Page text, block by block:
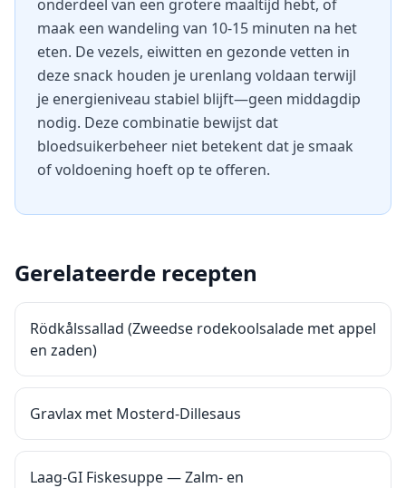
onderdeel van een grotere maaltijd hebt, of
maak een wandeling van 10-15 minuten na het
eten. De vezels, eiwitten en gezonde vetten in
deze snack houden je urenlang voldaan terwijl
je energieniveau stabiel blijft—geen middagdip
nodig. Deze combinatie bewijst dat
bloedsuikerbeheer niet betekent dat je smaak
of voldoening hoeft op te offeren.
Gerelateerde recepten
Rödkålssallad (Zweedse rodekoolsalade met appel
en zaden)
Gravlax met Mosterd-Dillesaus
Laag-GI Fiskesuppe — Zalm- en